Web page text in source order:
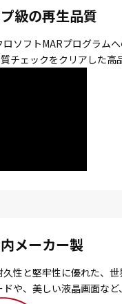
級の再生品質
ロソフトMARプログラム
チェックをクリアした高
メーカー製
性と堅牢性に優れた、
や、美しい液晶画面など